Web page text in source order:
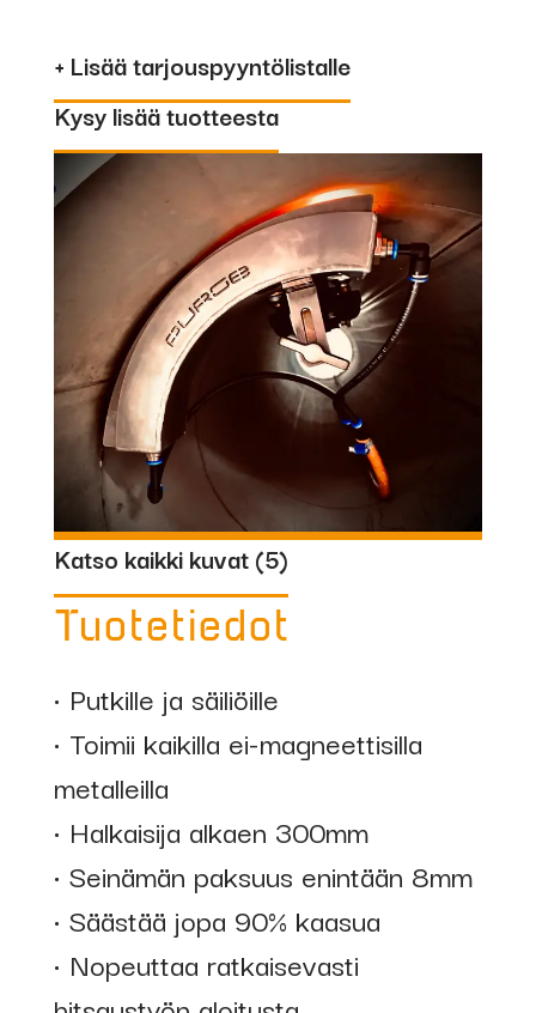
Tuotetiedot
• Putkille ja säiliöille
• Toimii kaikilla ei-magneettisilla
metalleilla
• Halkaisija alkaen 300mm
• Seinämän paksuus enintään 8mm
• Säästää jopa 90% kaasua
• Nopeuttaa ratkaisevasti
+ Lisää tarjouspyyntölistalle
Kysy lisää tuotteesta
Katso kaikki kuvat (5)